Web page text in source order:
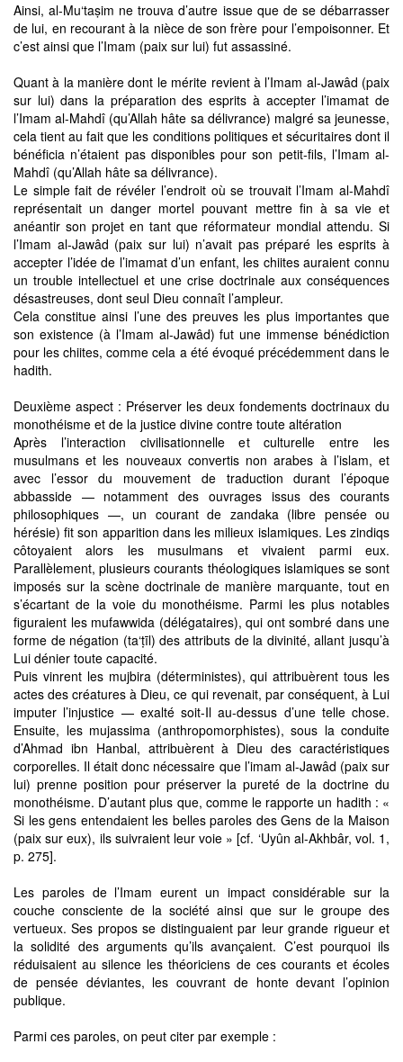
Ainsi, al-Mu‘taṣim ne trouva d’autre issue que de se débarrasser
de lui, en recourant à la nièce de son frère pour l’empoisonner. Et
c’est ainsi que l’Imam (paix sur lui) fut assassiné.
Quant à la manière dont le mérite revient à l’Imam al-Jawâd (paix
sur lui) dans la préparation des esprits à accepter l’imamat de
l’Imam al-Mahdî (qu’Allah hâte sa délivrance) malgré sa jeunesse,
cela tient au fait que les conditions politiques et sécuritaires dont il
bénéficia n’étaient pas disponibles pour son petit-fils, l’Imam al-
Mahdî (qu’Allah hâte sa délivrance).
Le simple fait de révéler l’endroit où se trouvait l’Imam al-Mahdî
représentait un danger mortel pouvant mettre fin à sa vie et
anéantir son projet en tant que réformateur mondial attendu. Si
l’Imam al-Jawâd (paix sur lui) n’avait pas préparé les esprits à
accepter l’idée de l’imamat d’un enfant, les chiites auraient connu
un trouble intellectuel et une crise doctrinale aux conséquences
désastreuses, dont seul Dieu connaît l’ampleur.
Cela constitue ainsi l’une des preuves les plus importantes que
son existence (à l’Imam al-Jawâd) fut une immense bénédiction
pour les chiites, comme cela a été évoqué précédemment dans le
hadith.
Deuxième aspect : Préserver les deux fondements doctrinaux du
monothéisme et de la justice divine contre toute altération
Après l’interaction civilisationnelle et culturelle entre les
musulmans et les nouveaux convertis non arabes à l’islam, et
avec l’essor du mouvement de traduction durant l’époque
abbasside — notamment des ouvrages issus des courants
philosophiques —, un courant de zandaka (libre pensée ou
hérésie) fit son apparition dans les milieux islamiques. Les zindiqs
côtoyaient alors les musulmans et vivaient parmi eux.
Parallèlement, plusieurs courants théologiques islamiques se sont
imposés sur la scène doctrinale de manière marquante, tout en
s’écartant de la voie du monothéisme. Parmi les plus notables
figuraient les mufawwida (délégataires), qui ont sombré dans une
forme de négation (ta‘ṭīl) des attributs de la divinité, allant jusqu’à
Lui dénier toute capacité.
Puis vinrent les mujbira (déterministes), qui attribuèrent tous les
actes des créatures à Dieu, ce qui revenait, par conséquent, à Lui
imputer l’injustice — exalté soit-Il au-dessus d’une telle chose.
Ensuite, les mujassima (anthropomorphistes), sous la conduite
d’Ahmad ibn Hanbal, attribuèrent à Dieu des caractéristiques
corporelles. Il était donc nécessaire que l’imam al-Jawâd (paix sur
lui) prenne position pour préserver la pureté de la doctrine du
monothéisme. D’autant plus que, comme le rapporte un hadith : «
Si les gens entendaient les belles paroles des Gens de la Maison
(paix sur eux), ils suivraient leur voie » [cf. ‘Uyûn al-Akhbâr, vol. 1,
p. 275].
Les paroles de l’Imam eurent un impact considérable sur la
couche consciente de la société ainsi que sur le groupe des
vertueux. Ses propos se distinguaient par leur grande rigueur et
la solidité des arguments qu’ils avançaient. C’est pourquoi ils
réduisaient au silence les théoriciens de ces courants et écoles
de pensée déviantes, les couvrant de honte devant l’opinion
publique.
Parmi ces paroles, on peut citer par exemple :